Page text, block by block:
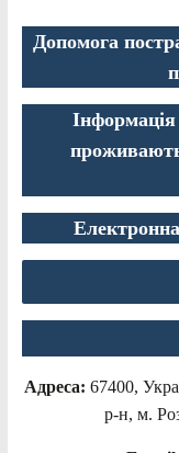
Допомога
Адреса: 67400,
р-н, м.